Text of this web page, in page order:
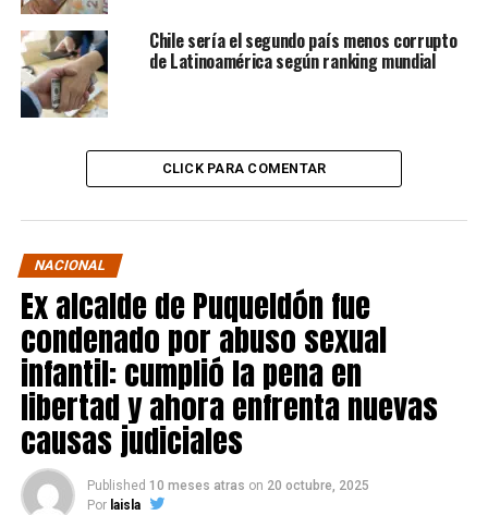
Chile sería el segundo país menos corrupto
de Latinoamérica según ranking mundial
CLICK PARA COMENTAR
NACIONAL
Ex alcalde de Puqueldón fue
condenado por abuso sexual
infantil: cumplió la pena en
libertad y ahora enfrenta nuevas
causas judiciales
Published 10 meses atras on 20 octubre, 2025
Por laisla